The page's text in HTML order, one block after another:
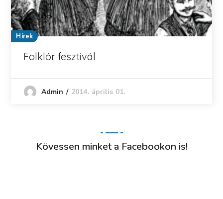
Hírek
Folklór fesztivál
Admin 2014. április 01.
Kövessen minket a Facebookon is!